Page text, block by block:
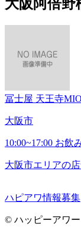
大阪阿倍野
冨士屋 天王寺
大阪市
10:00~17:00 お飲
大阪市エリアの店
ハピアワ情報募集
© ハッピーアワー